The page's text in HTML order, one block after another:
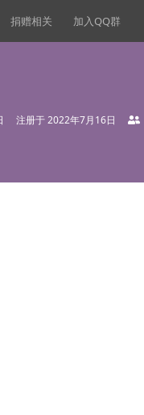
捐赠相关 加入QQ群
注册于2022年7月16日